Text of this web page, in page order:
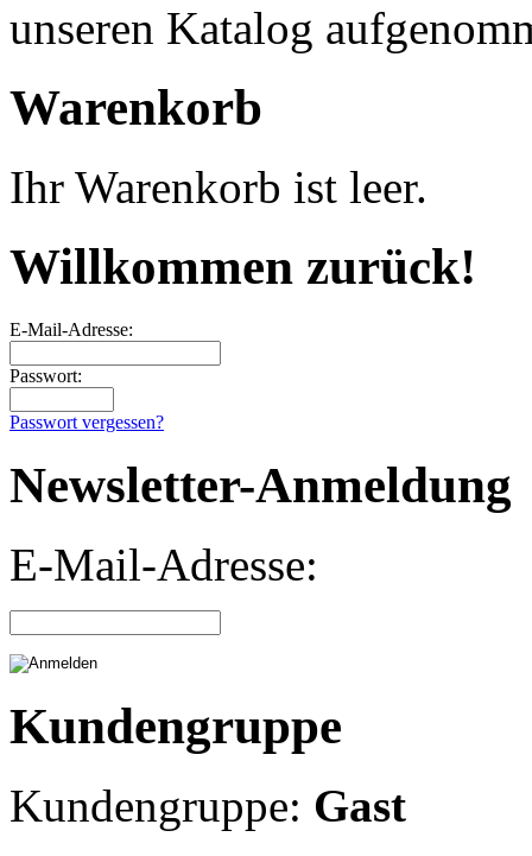
unseren Katalog
Warenkorb
Ihr Warenkorb ist leer.
Willkommen zurück!
E-Mail-Adresse:
Passwort:
Passwort vergessen?
Newsletter-Anmeldung
E-Mail-Adresse:
Kundengruppe
Kundengruppe: Gast